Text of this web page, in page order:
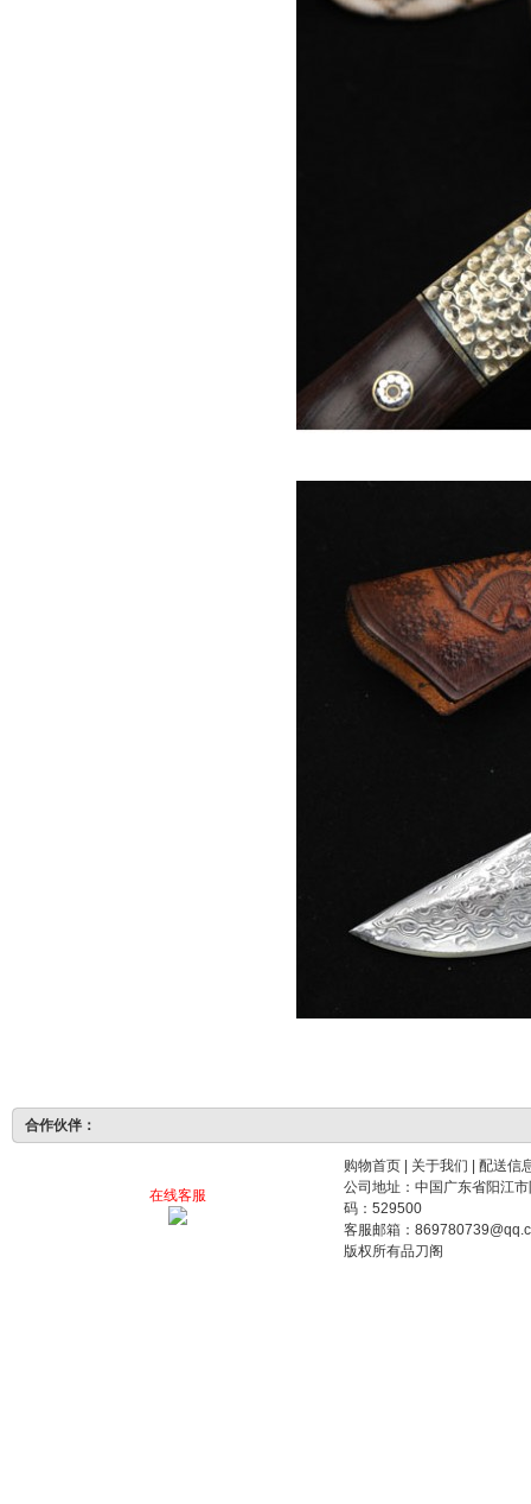
合作伙伴：
在线客服
购物首页 关于我们
配送信
公司地址：中国广东省阳江
码：529500
客服邮箱：
版权所有品刀阁